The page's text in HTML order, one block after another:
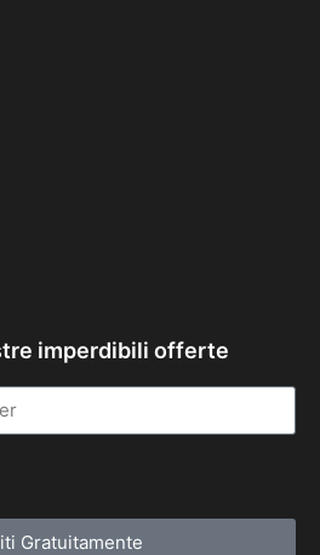
imperdibili offerte
Gratuitamente